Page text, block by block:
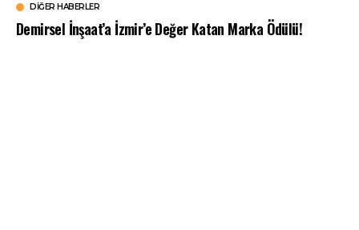
DIĞER HABERLER
Demirsel İnşaat’a İzmir’e Değer Katan Marka Ödülü!